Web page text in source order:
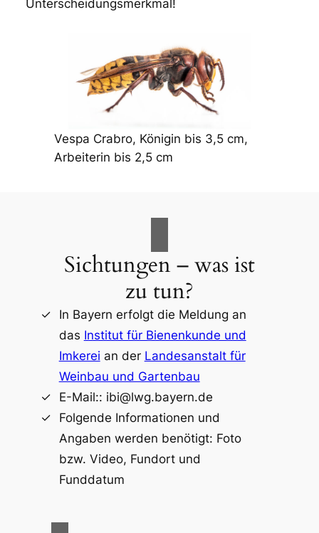
Unterscheidungsmerkmal!
Vespa Crabro, Königin bis 3,5 cm,
Arbeiterin bis 2,5 cm
Sichtungen – was ist
zu tun?
In Bayern erfolgt die Meldung an
das Institut für Bienenkunde und
Imkerei an der Landesanstalt für
Weinbau und Gartenbau
E-Mail:: ibi@lwg.bayern.de
Folgende Informationen und
Angaben werden benötigt: Foto
bzw. Video, Fundort und
Funddatum